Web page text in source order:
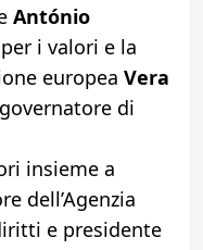
António
i valori e la
europea Vera
di
insieme a
dell’Agenzia
e presidente